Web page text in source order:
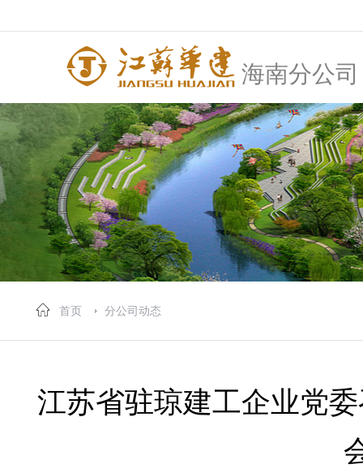
海南分公司
首页 分公司动态
江苏省驻琼建工企业党